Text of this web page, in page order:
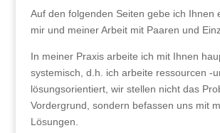
Auf den folgenden Seiten gebe ich Ihnen
mir und meiner Arbeit mit Paaren und
In meiner Praxis arbeite ich mit Ihnen
systemisch, d.h. ich arbeite ressourcen -
lösungsorientiert, wir stellen nicht das
Vordergrund, sondern befassen uns mit
Lösungen.